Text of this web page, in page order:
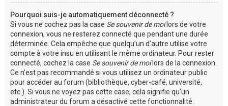
Pourquoi suis-je automatiquement déconnecté ?
Si vous ne cochez pas la case Se souvenir de moilors de votre
connexion, vous ne resterez connecté que pendant une durée
déterminée. Cela empêche que quelqu’un d’autre utilise votre
compte à votre insu en utilisant le même ordinateur. Pour rester
connecté, cochez la case Se souvenir de moilors de la connexion.
Ce n’est pas recommandé si vous utilisez un ordinateur public
pour accéder au forum (bibliothèque, cyber-café, université,
etc.). Si vous ne voyez pas cette case, cela signifie qu’un
administrateur du forum a désactivé cette fonctionnalité.